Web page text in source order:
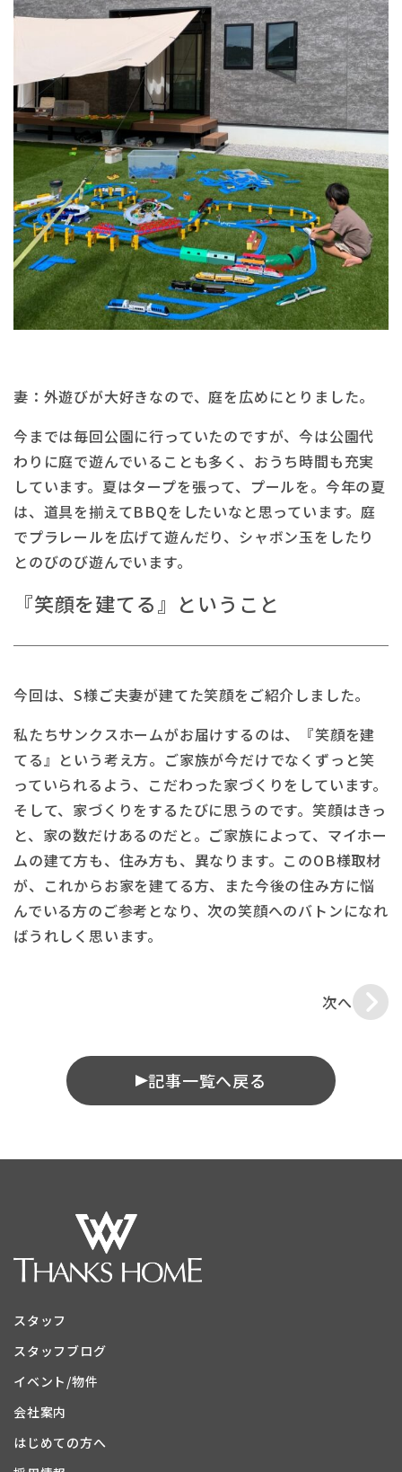
妻：外遊びが大好きなので、庭を広めにとりました。
今までは毎回公園に行っていたのですが、今は公園代
わりに庭で遊んでいることも多く、おうち時間も充実
しています。夏はタープを張って、プールを。今年の夏
は、道具を揃えてBBQをしたいなと思っています。庭
でプラレールを広げて遊んだり、シャボン玉をしたり
とのびのび遊んでいます。
『笑顔を建てる』ということ
今回は、S様ご夫妻が建てた笑顔をご紹介しました。
私たちサンクスホームがお届けするのは、『笑顔を建
てる』という考え方。ご家族が今だけでなくずっと笑
っていられるよう、こだわった家づくりをしています。
そして、家づくりをするたびに思うのです。笑顔はきっ
と、家の数だけあるのだと。ご家族によって、マイホー
ムの建て方も、住み方も、異なります。このOB様取材
が、これからお家を建てる方、また今後の住み方に悩
んでいる方のご参考となり、次の笑顔へのバトンになれ
ばうれしく思います。
次へ
記事一覧へ戻る
スタッフ
スタッフブログ
イベント/物件
会社案内
はじめての方へ